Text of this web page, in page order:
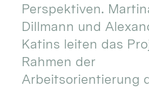
Perspektiven.
Dillmann und
Katins leiten das
Rahmen der
Arbeitsorientierung